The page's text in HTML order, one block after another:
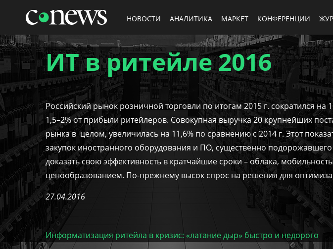
НОВОСТИ АНАЛИТИКА МАРКЕТ КОНФЕРЕНЦИИ
ИТ в ритейле 2016
Российский рынок розничной торговли по итогам 2015 г. сократился
1,5–2% от прибыли ритейлеров. Совокупная выручка 20 крупнейших
рынка в целом, увеличилась на 11,6% по сравнению с 2014 г. Этот
закупок иностранного оборудования и ПО, существенно
доказать свою эффективность в кратчайшие сроки – облака,
ценообразованием. По-прежнему высок спрос на решения для
27.04.2016
Информатизация ритейла в кризис: «латание дыр» быстро и недорого